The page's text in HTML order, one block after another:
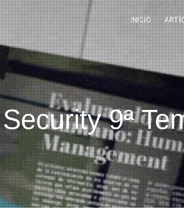
INICIO
9ª